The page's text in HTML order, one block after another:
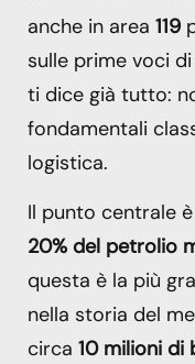
anche in area 119
sulle prime voci
ti dice già tutto:
fondamentali
logistica.
Il punto centrale
20% del petrolio
questa è la più
nella storia del
circa 10 milioni di